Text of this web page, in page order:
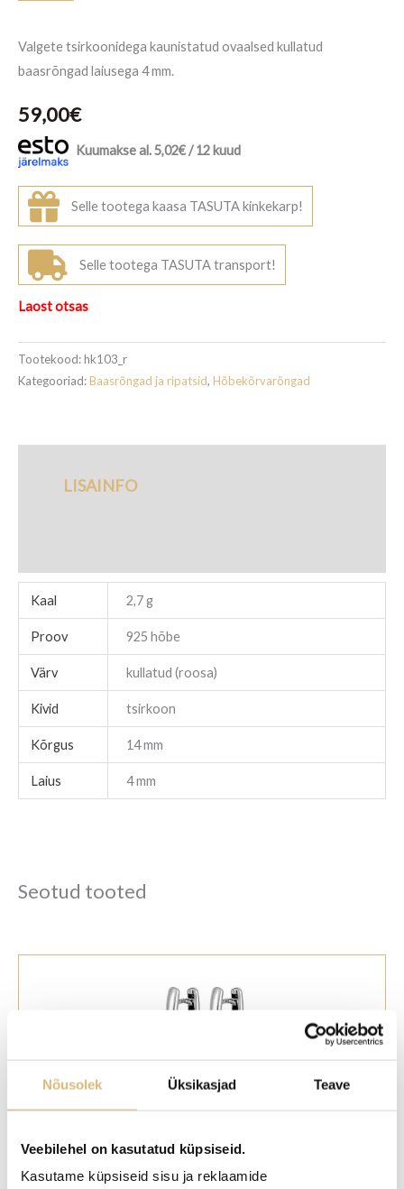
Nõusolek Üksikasjad Teave
Veebilehel on kasutatud küpsiseid.
Kasutame küpsiseid sisu ja reklaamide
Valgete tsirkoonidega kaunistatud ovaalsed kullatud
baasrõngad laiusega 4 mm.
59,00€
Kuumakse al.5,02€/ 12 kuud
Selle tootega kaasa TASUTA kinkekarp!
Selle tootega TASUTA transport!
Laost otsas
Tootekood:hk103_r
Kategooriad:Baasrõngad ja ripatsid, Hõbekõrvarõngad
LISAINFO
Kaal 2,7 g
Proov 925 hõbe
Värv kullatud (roosa)
Kivid tsirkoon
Kõrgus 14 mm
Laius 4 mm
Seotud tooted
Kõrvarõngad hõbe, 14 mm